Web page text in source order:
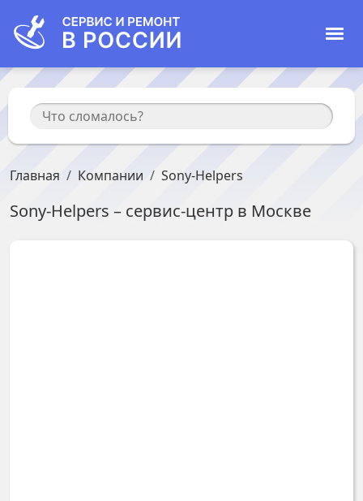
Главная Компании Sony-Helpers
Sony-Helpers – сервис-центр в Москве